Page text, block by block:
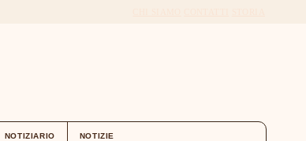
NOTIZIARIO NOTIZIE